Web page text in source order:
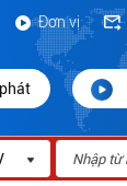
Đơn vị